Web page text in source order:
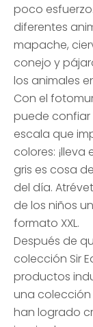
poco
diferentes
mapache,
conejo y
los animales
Con el
puede
escala que
colores:
gris es cosa
del día.
de los niños
formato XXL.
Después de
colección Sir
productos
una colección
han logrado